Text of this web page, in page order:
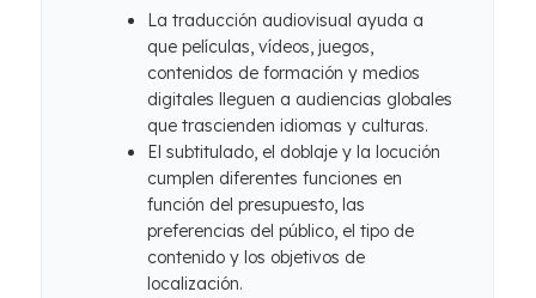
La traducción audiovisual ayuda a
que películas, vídeos, juegos,
contenidos de formación y medios
digitales lleguen a audiencias globales
que trascienden idiomas y culturas.
El subtitulado, el doblaje y la locución
cumplen diferentes funciones en
función del presupuesto, las
preferencias del público, el tipo de
contenido y los objetivos de
localización.